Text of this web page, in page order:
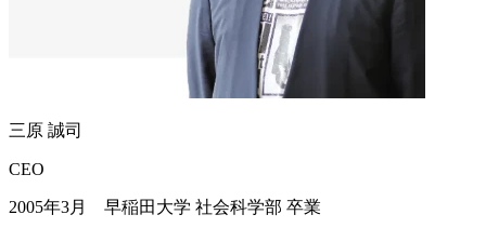
三原 誠司
CEO
2005年3月 早稲田大学 社会科学部 卒業